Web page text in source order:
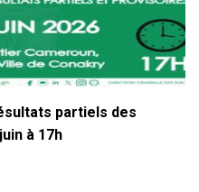
partiels des
à 17h